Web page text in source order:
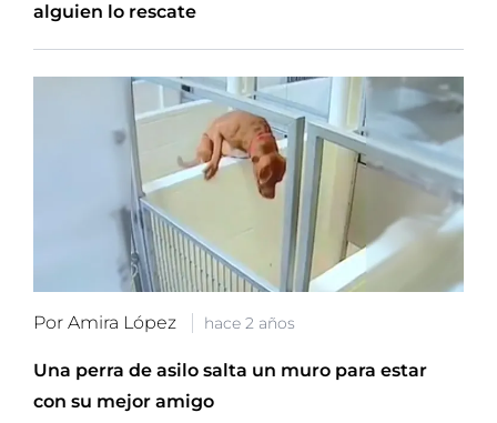
alguien lo rescate
Por Amira López hace 2 años
Una perra de asilo salta un muro para estar
con su mejor amigo